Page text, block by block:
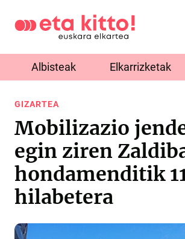
Albisteak Elkarrizketak
GIZARTEA
Mobilizazio
egin ziren
hondamenditik
hilabetera